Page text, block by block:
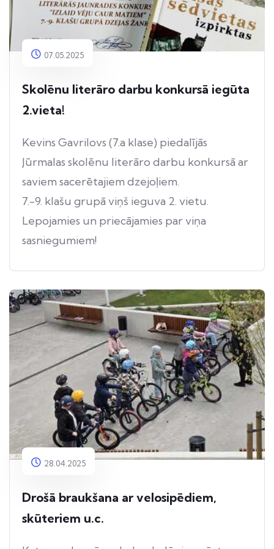
07.05.2025
Skolēnu literāro darbu konkursā iegūta
2.vieta!
Kevins Gavrilovs (7.a klase) piedalījās
Jūrmalas skolēnu literāro darbu konkursā ar
saviem sacerētajiem dzejoļiem.
7.-9. klašu grupā viņš ieguva 2. vietu.
Lepojamies un priecājamies par viņa
sasniegumiem!
28.04.2025
Drošā braukšana ar velosipēdiem,
skūteriem u.c.